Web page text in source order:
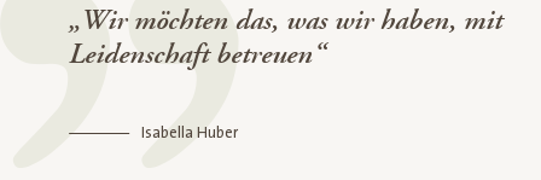
„Wir möchten das, was wir haben, mit
Leidenschaft betreuen“
Isabella Huber